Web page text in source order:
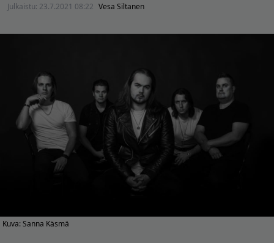
Julkaistu: 23.7.2021 08:22 Vesa Siltanen
Kuva: Sanna Käsmä